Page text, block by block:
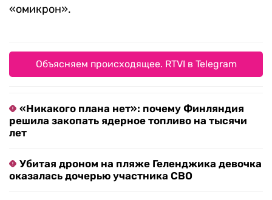
«омикрон».
Объясняем происходящее. RTVI в Telegram
«Никакого плана нет»: почему Финляндия
решила закопать ядерное топливо на тысячи
лет
Убитая дроном на пляже Геленджика девочка
оказалась дочерью участника СВО